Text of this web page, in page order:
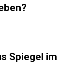
Spiegel im